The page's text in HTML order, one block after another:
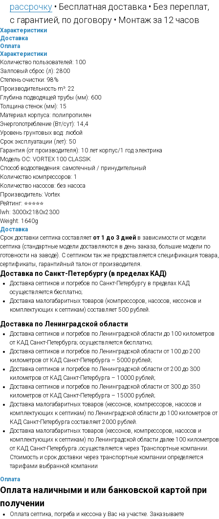
рассрочку • Бесплатная доставка • Без переплат,
с гарантией, по договору • Монтаж за 12 часов
Характеристики
Доставка
Оплата
Характеристики
Количество пользователей: 100
Залповый сброс (л): 2800
Степень очистки: 98%
Производительность m³: 22
Глубина подводящей трубы (мм): 600
Толщина стенок (мм): 15
Материал корпуса: полипропилен
Энергопотребление (Вт/сут): 14,4
Уровень грунтовых вод: любой
Срок эксплуатации (лет): 50
Гарантия (от производителя): 10 лет корпус/1 год электрика
Модель ОС: VORTEX 100 CLASSIK
Способ водоотведения: самотечный / принудительный
Количество компрессоров: 1
Количество насосов: без насоса
Производитель: Vortex
Рейтинг: ⭐⭐⭐⭐⭐
lwh: 3000x2180x2300
Weight: 1640g
Доставка
Срок доставки септика составляет от 1 до 3 дней в зависимости от модели
септика (стандартные модели доставляются в день заказа, большие модели по
готовности на заводе). С септиком так же предоставляется спецификация товара,
сертификаты, гарантийный талон от производителя.
Доставка по Санкт-Петербургу (в пределах КАД)
Доставка септиков и погребов по Санкт-Петербургу в пределах КАД
осуществляется бесплатно;
Доставка малогабаритных товаров (компрессоров, насосов, кессонов и
комплектующих к септикам) составляет 500 рублей.
Доставка по Ленинградской области
Доставка септиков и погребов по Ленинградской области до 100 километров
от КАД Санкт-Петербурга; осуществляется бесплатно;
Доставка септиков и погребов по Ленинградской области от 100 до 200
километров от КАД Санкт-Петербурга – 5000 рублей;
Доставка септиков и погребов по Ленинградской области от 200 до 300
километров от КАД Санкт-Петербурга – 10000 рублей;
Доставка септиков и погребов по Ленинградской области от 300 до 350
километров от КАД Санкт-Петербурга – 15000 рублей;
Доставка малогабаритных товаров (кессонов, компрессоров, насосов и
комплектующих к септикам) по Ленинградской области до 100 километров от
КАД Санкт-Петербурга составляет 2000 рублей.
Доставка малогабаритных товаров (кессонов, компрессоров, насосов и
комплектующих к септикам) по Ленинградской области далее 100 километров
от КАД Санкт-Петербурга ;осуществляется через Транспортные компании.
Стоимость и срок доставки через транспортные компании определяется
тарифами выбранной компании
Оплата
Оплата наличными и или банковской картой при
получении
Оплата септика, погреба и кессона у Вас на участке. Заказываете